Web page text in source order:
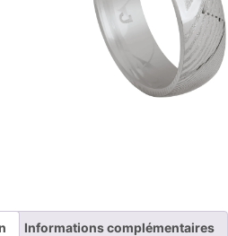
Informations complémentaires